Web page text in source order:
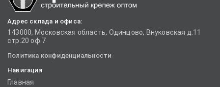
Адрес склада и офиса:
143000, Московская область, Одинцово, Внуковская д.11
стр.20 оф.7
Политика конфиденциальности
Навигация
Главная